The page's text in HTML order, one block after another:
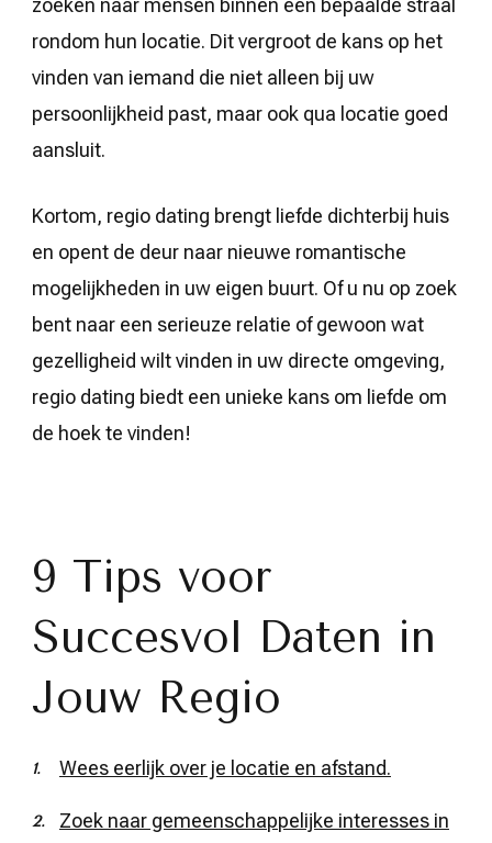
zoeken naar mensen binnen een bepaalde straal
rondom hun locatie. Dit vergroot de kans op het
vinden van iemand die niet alleen bij uw
persoonlijkheid past, maar ook qua locatie goed
aansluit.
Kortom, regio dating brengt liefde dichterbij huis
en opent de deur naar nieuwe romantische
mogelijkheden in uw eigen buurt. Of u nu op zoek
bent naar een serieuze relatie of gewoon wat
gezelligheid wilt vinden in uw directe omgeving,
regio dating biedt een unieke kans om liefde om
de hoek te vinden!
9 Tips voor
Succesvol Daten in
Jouw Regio
Wees eerlijk over je locatie en afstand.
Zoek naar gemeenschappelijke interesses in